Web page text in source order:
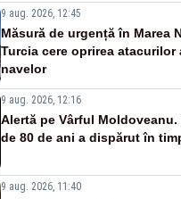
9 aug. 2026, 12:45
Măsură de urgență în Marea
Turcia cere oprirea atacurilor
navelor
9 aug. 2026, 12:16
Alertă pe Vârful Moldoveanu.
de 80 de ani a dispărut în
9 aug. 2026, 11:40